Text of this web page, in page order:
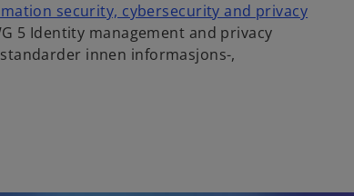
security, cybersecurity and privacy
5 Identity management and privacy
innen informasjons-,